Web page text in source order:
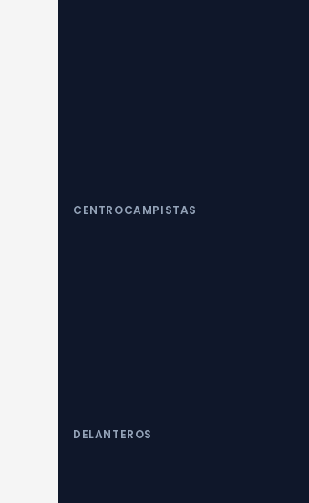
CENTROCAMPISTAS
DELANTEROS